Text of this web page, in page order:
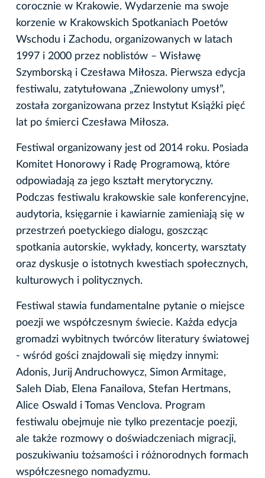
corocznie w Krakowie. Wydarzenie ma swoje
korzenie w Krakowskich Spotkaniach Poetów
Wschodu i Zachodu, organizowanych w latach
1997 i 2000 przez noblistów – Wisławę
Szymborską i Czesława Miłosza. Pierwsza edycja
festiwalu, zatytułowana „Zniewolony umysł”,
została zorganizowana przez Instytut Książki pięć
lat po śmierci Czesława Miłosza.
Festiwal organizowany jest od 2014 roku. Posiada
Komitet Honorowy i Radę Programową, które
odpowiadają za jego kształt merytoryczny.
Podczas festiwalu krakowskie sale konferencyjne,
audytoria, księgarnie i kawiarnie zamieniają się w
przestrzeń poetyckiego dialogu, goszcząc
spotkania autorskie, wykłady, koncerty, warsztaty
oraz dyskusje o istotnych kwestiach społecznych,
kulturowych i politycznych.
Festiwal stawia fundamentalne pytanie o miejsce
poezji we współczesnym świecie. Każda edycja
gromadzi wybitnych twórców literatury światowej
- wśród gości znajdowali się między innymi:
Adonis, Jurij Andruchowycz, Simon Armitage,
Saleh Diab, Elena Fanailova, Stefan Hertmans,
Alice Oswald i Tomas Venclova. Program
festiwalu obejmuje nie tylko prezentacje poezji,
ale także rozmowy o doświadczeniach migracji,
poszukiwaniu tożsamości i różnorodnych formach
współczesnego nomadyzmu.